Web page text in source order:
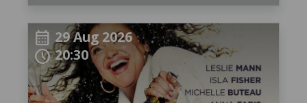
calendar_month 29 Aug 2026
schedule20:30